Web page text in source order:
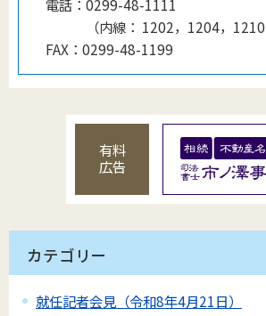
電話： 0299-48-1111
（内線 ： 1202，1204，
FAX： 0299-48-1199
有料
広告
カテゴリー
就任記者会見（令和8年4月21日）